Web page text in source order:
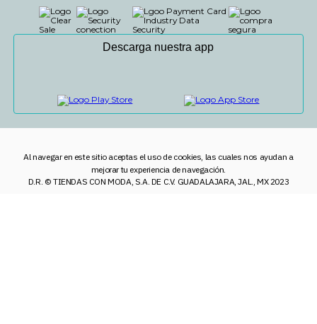
Descarga nuestra app
Al navegar en este sitio aceptas el uso de cookies, las cuales nos ayudan a
mejorar tu experiencia de navegación.
D.R. © TIENDAS CON MODA, S.A. DE C.V. GUADALAJARA, JAL., MX 2023